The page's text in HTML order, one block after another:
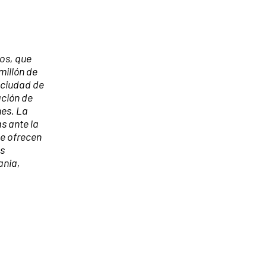
que
de
de
de
La
ante la
ofrecen